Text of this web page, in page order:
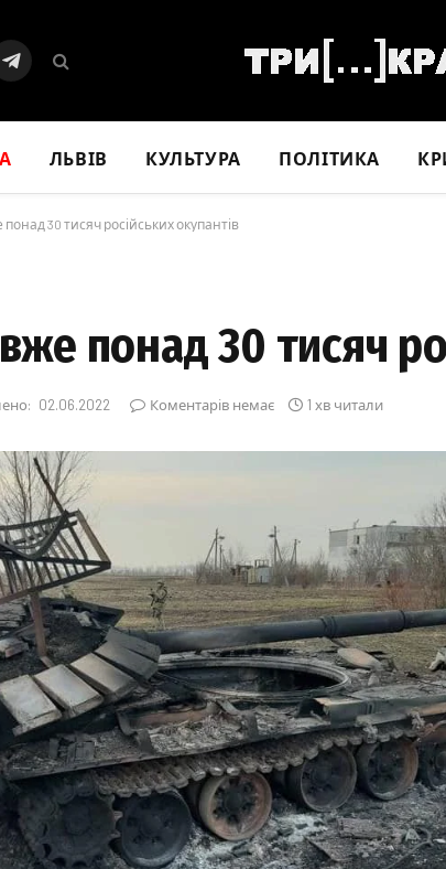
Telegram
ЛЬВІВ КУЛЬТУРА ПОЛІТИКА
30 тисяч російських окупантів
понад 30 тисяч
02.06.2022 Коментарів немає 1 хв читали